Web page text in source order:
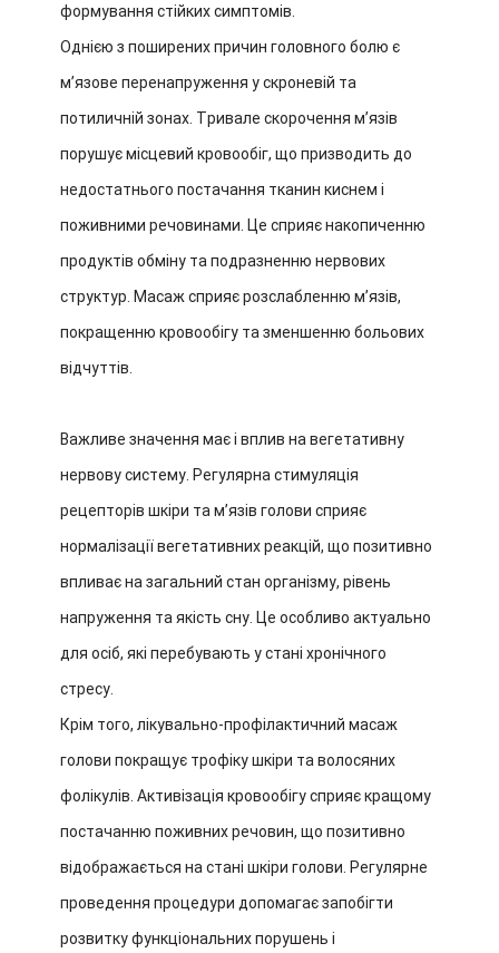
формування стійких симптомів.
Однією з поширених причин головного болю є
м’язове перенапруження у скроневій та
потиличній зонах. Тривале скорочення м’язів
порушує місцевий кровообіг, що призводить до
недостатнього постачання тканин киснем і
поживними речовинами. Це сприяє накопиченню
продуктів обміну та подразненню нервових
структур. Масаж сприяє розслабленню м’язів,
покращенню кровообігу та зменшенню больових
відчуттів.
Важливе значення має і вплив на вегетативну
нервову систему. Регулярна стимуляція
рецепторів шкіри та м’язів голови сприяє
нормалізації вегетативних реакцій, що позитивно
впливає на загальний стан організму, рівень
напруження та якість сну. Це особливо актуально
для осіб, які перебувають у стані хронічного
стресу.
Крім того, лікувально-профілактичний масаж
голови покращує трофіку шкіри та волосяних
фолікулів. Активізація кровообігу сприяє кращому
постачанню поживних речовин, що позитивно
відображається на стані шкіри голови. Регулярне
проведення процедури допомагає запобігти
розвитку функціональних порушень і